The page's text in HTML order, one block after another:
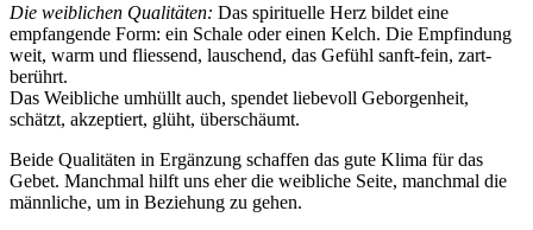
Die weiblichen Qualitäten: Das spirituelle Herz bildet eine
empfangende Form: ein Schale oder einen Kelch. Die Empfindung
weit, warm und fliessend, lauschend, das Gefühl sanft-fein, zart-
berührt.
Das Weibliche umhüllt auch, spendet liebevoll Geborgenheit,
schätzt, akzeptiert, glüht, überschäumt.
Beide Qualitäten in Ergänzung schaffen das gute Klima für das
Gebet. Manchmal hilft uns eher die weibliche Seite, manchmal die
männliche, um in Beziehung zu gehen.